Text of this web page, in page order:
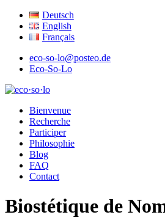
Deutsch
English
Français
eco-so-lo@posteo.de
Eco-So-Lo
eco·so·lo
Bienvenue
Recherche
Participer
Philosophie
Blog
FAQ
Contact
Biostétique de